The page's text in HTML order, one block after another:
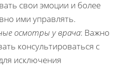
свои эмоции и более
ими управлять.
осмотры у врача: Важно
консультироваться с
исключения